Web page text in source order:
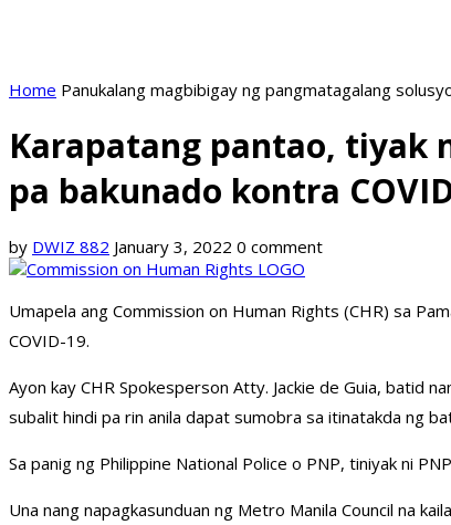
Home Panukalang magbibigay ng pangmatagalang
Karapatang pantao, tiyak
pa bakunado kontra
by DWIZ 882 January 3, 2022 0 comment
Umapela ang Commission on Human Rights (CHR) sa
COVID-19.
Ayon kay CHR Spokesperson Atty. Jackie de Guia, batid
subalit hindi pa rin anila dapat sumobra sa itinatakda ng
Sa panig ng Philippine National Police o PNP, tiniyak ni
Una nang napagkasunduan ng Metro Manila Council na